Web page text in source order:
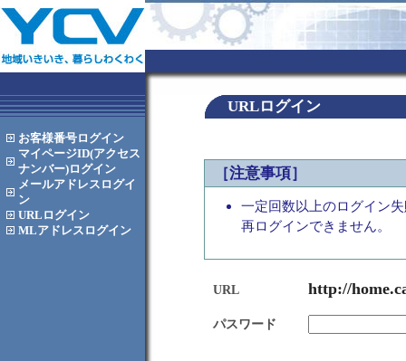
お客様番号ログイン
マイページID(アクセス
ナンバー)ログイン
メールアドレス ログイ
ン
URL ログイン
MLアドレス ログイン
URLログイン
［注意事項］
一定回数以上のログイン
再ログインできません。
URL http://
パスワード